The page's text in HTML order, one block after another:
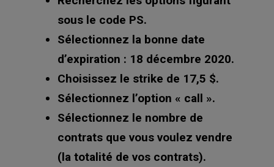
sous le code PS.
Sélectionnez la bonne date
d’expiration : 18 décembre 2020.
Choisissez le strike de 17,5 $.
Sélectionnez l’option « call ».
Sélectionnez le nombre de
contrats que vous voulez vendre
(la totalité de vos contrats).